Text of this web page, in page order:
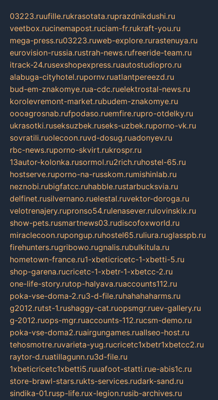
03223.ruufille.rukrasotata.ruprazdnikdushi.ru
veetbox.rucinemapost.ruciam-fr.rukraft-you.ru
mega-press.ru03223.ruweb-explore.rurastenuya.ru
eurovision-russia.rustrah-news.rufreeride-team.ru
itrack-24.rusexshopexpress.ruautostudiopro.ru
alabuga-cityhotel.rupornv.ruatlantpereezd.ru
bud-em-znakomye.rua-cdc.ruelektrostal-news.ru
korolevremont-market.rubudem-znakomye.ru
oooagrosnab.rufpodaso.ruemfire.rupro-otdelky.ru
ukrasotki.ruseksuzbek.ruseks-uzbek.ruporno-vk.ru
sovratili.ruolecoon.ruvd-dosug.ruadonyev.ru
rbc-news.ruporno-skvirt.rukrospr.ru
13autor-kolonka.rusormol.ru2rich.ruhostel-65.ru
hostserve.ruporno-na-russkom.rumishinlab.ru
neznobi.rubigfatcc.ruhabble.rustarbucksvia.ru
delfinet.rusilvernano.ruelestal.ruvektor-doroga.ru
velotrenajery.rupronso54.rulenasever.rulovinskix.ru
show-pets.rusmartnews03.rudiscofoxworld.ru
miraclecoon.rupongup.ruhostel65.ruliura.ruglasspb.ru
firehunters.rugribowo.rugnalis.rubulkitula.ru
hometown-france.ru1-xbeticricetc-1-xbetti-5.ru
shop-garena.rucricetc-1-xbetr-1-xbetcc-2.ru
one-life-story.rutop-halyava.ruaccounts112.ru
poka-vse-doma-2.ru3-d-file.ruhahahaharms.ru
g2012.rutst-1.rushaggy-cat.ruopsmgr.ruev-gallery.ru
g-2012.ruops-mgr.ruaccounts-112.rucsm-demo.ru
poka-vse-doma2.ruairgungames.ruallseo-host.ru
tehosmotre.ruvarieta-yug.rucricetc1xbetr1xbetcc2.ru
raytor-d.ruatillagunn.ru3d-file.ru
1xbeticricetc1xbetti5.ruuafoot-statti.rue-abis1c.ru
store-brawl-stars.rukts-services.rudark-sand.ru
sindika-01.rusp-life.rux-legion.rusib-archives.ru